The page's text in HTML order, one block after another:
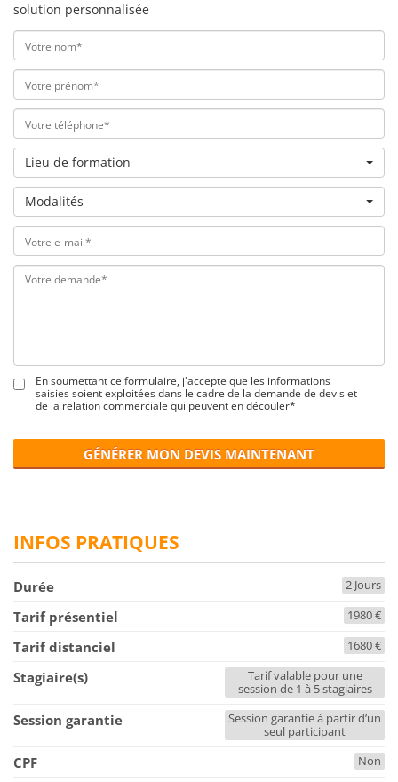
solution personnalisée
Lieu de formation
Modalités
En soumettant ce formulaire, j'accepte que les informations
saisies soient exploitées dans le cadre de la demande de devis et
de la relation commerciale qui peuvent en découler*
GÉNÉRER MON DEVIS MAINTENANT
INFOS PRATIQUES
Durée 2 Jours
Tarif présentiel 1980 €
Tarif distanciel 1680 €
Stagiaire(s)
Tarif valable pour une
session de 1 à 5 stagiaires
Session garantie
Session garantie à partir d’un
seul participant
CPF Non